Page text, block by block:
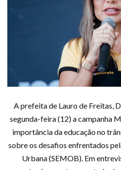
A prefeita de Lauro de Freitas,
segunda-feira (12) a campanha
importância da educação no
sobre os desafios enfrentados
Urbana (SEMOB). Em